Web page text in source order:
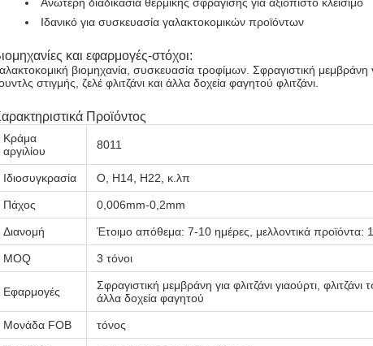
Ιδανικό για συσκευασία γαλακτοκομικών προϊόντων
και εφαρμογές-στόχοι:
βιομηχανία, συσκευασία τροφίμων. Σφραγιστική μεμβράνη
στιγμής, ζελέ φλιτζάνι και άλλα δοχεία φαγητού φλιτζάνι.
Προϊόντος
Κράμα
αργιλίου
8011
Ιδιοσυγκρασία O, H14, H22, κ.λπ
Πάχος 0,006mm-0,2mm
Διανομή Έτοιμο απόθεμα: 7-10 ημέρες, μελλοντικά προϊόντα:
MOQ 3 τόνοι
Εφαρμογές
Σφραγιστική μεμβράνη για φλιτζάνι γιαούρτι, φλιτζάνι
άλλα δοχεία φαγητού
Μονάδα FOB τόνος